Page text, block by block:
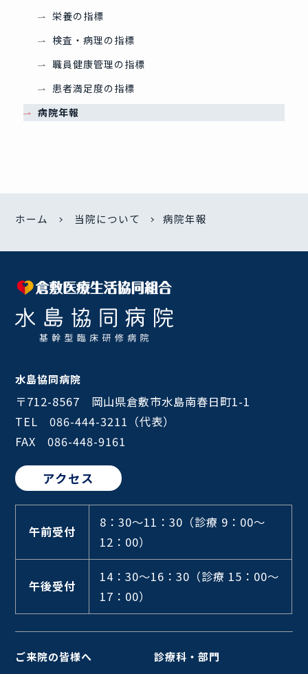
栄養の指標
検査・病理の指標
職員健康管理の指標
患者満足度の指標
病院年報
ホーム 当院について 病院年報
水島協同病院
〒712-8567 岡山県倉敷市水島南春日町1-1
TEL 086-444-3211（代表）
FAX 086-448-9161
アクセス
午前受付
8：30～11：30 （診療 9：00～
12：00）
午後受付
14：30～16：30 （診療 15：00～
17：00）
ご来院の皆様へ 診療科・部門